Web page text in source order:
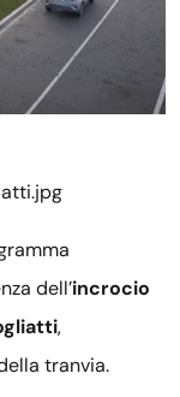
dell’incrocio
,
tranvia.